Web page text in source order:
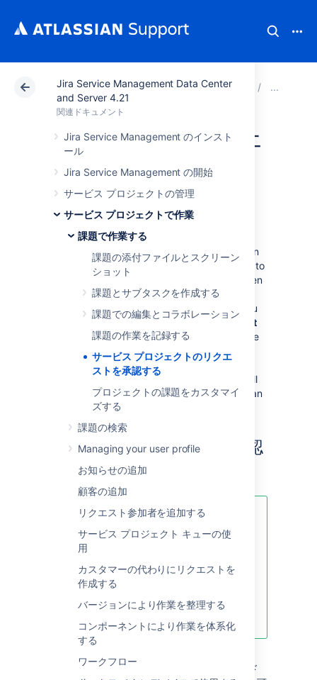
Jira Service Management Data Center
and Server 4.21
関連ドキュメント
Jira Service Management のインスト
ール
Jira Service Management の開始
サービス プロジェクトの管理
サービス プロジェクトで作業
課題で作業する
課題の添付ファイルとスクリーン
ショット
課題とサブタスクを作成する
課題での編集とコラボレーション
課題の作業を記録する
サービス プロジェクトのリクエ
ストを承認する
プロジェクトの課題をカスタマイ
ズする
課題の検索
Managing your user profile
お知らせの追加
顧客の追加
リクエスト参加者を追加する
サービス プロジェクト キューの使
用
カスタマーの代わりにリクエストを
作成する
バージョンにより作業を整理する
コンポーネントにより作業を体系化
する
ワークフロー
アトラシアン サポート 関連ドキュメント Jira
サービス プロジェ
クトのリクエスト
を承認する
Jira Service Management
option to include an approval step and assign
approvers to their issues. You may be asked to
approve a service desk request if you've been
assigned the role of "approver". When this
happens, you'll receive an email notifying you
that your approval is required. If the
Request
andApproval buttons variables have
been added to the project's approval
notifications template, you can action the
request from within the email. If not, there will
be a link to the customer portal where you can
view and action the request.
カスタマー ポータルで承認
および却下する方法
プロのヒント:承認通知テンプレー
トにリクエスト詳細 および承認ボタ
トをすばやく操作することができま
す。「
サービス プロジェクト通知の管理
Jira Service Management
からアップグレード